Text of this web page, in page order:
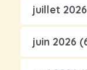
juillet 2026
juin 2026